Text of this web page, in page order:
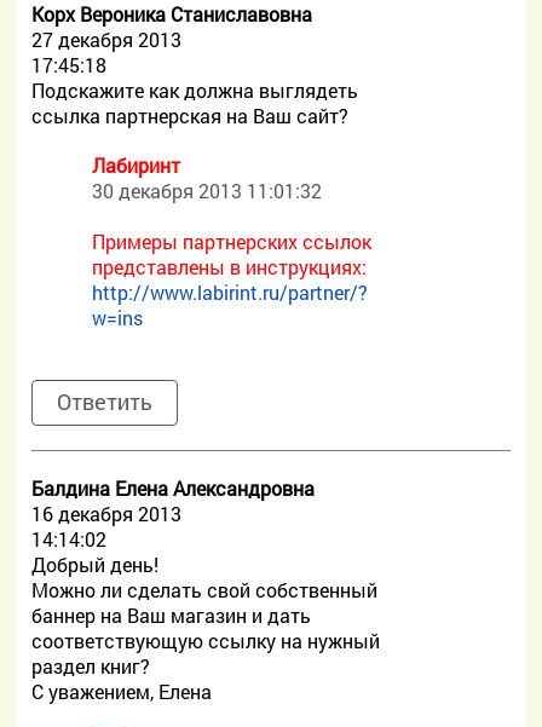
Корх Вероника Станиславовна
27 декабря 2013
17:45:18
Подскажите как должна выглядеть
ссылка партнерская на Ваш сайт?
Лабиринт
30 декабря 2013 11:01:32
Примеры партнерских ссылок
представлены в инструкциях:
http://www.labirint.ru/partner/?
w=ins
Ответить
Балдина Елена Александровна
16 декабря 2013
14:14:02
Добрый день!
Можно ли сделать свой собственный
баннер на Ваш магазин и дать
соответствующую ссылку на нужный
раздел книг?
С уважением, Елена